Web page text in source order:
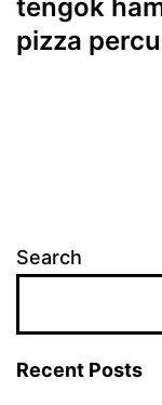
tengok
pizza
Search
Recent Posts